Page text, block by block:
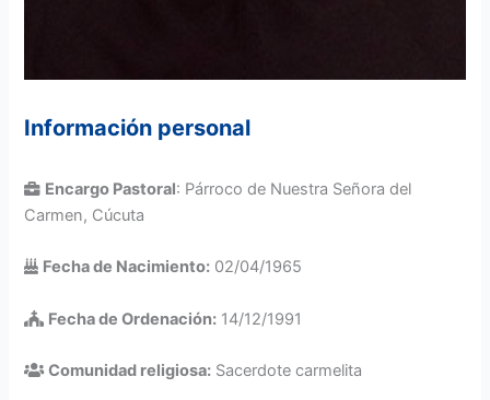
Información personal
Encargo Pastoral: Párroco de Nuestra Señora del
Carmen, Cúcuta
Fecha de Nacimiento: 02/04/1965
Fecha de Ordenación: 14/12/1991
Comunidad religiosa: Sacerdote carmelita